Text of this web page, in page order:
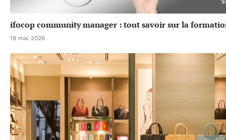
ifocop community manager : tout savoir sur la
18 mai 2026